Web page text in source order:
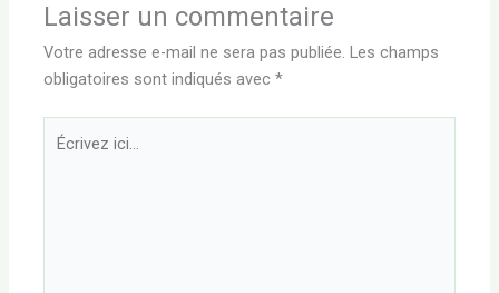
Laisser un commentaire
Votre adresse e-mail ne sera pas publiée. Les champs
obligatoires sont indiqués avec*
Écrivez
ici…